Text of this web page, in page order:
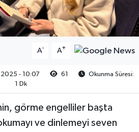
A- A+
- 10:07 61
Okunma Süresi:
1 Dk
görme engelliler başta
ve dinlemeyi seven